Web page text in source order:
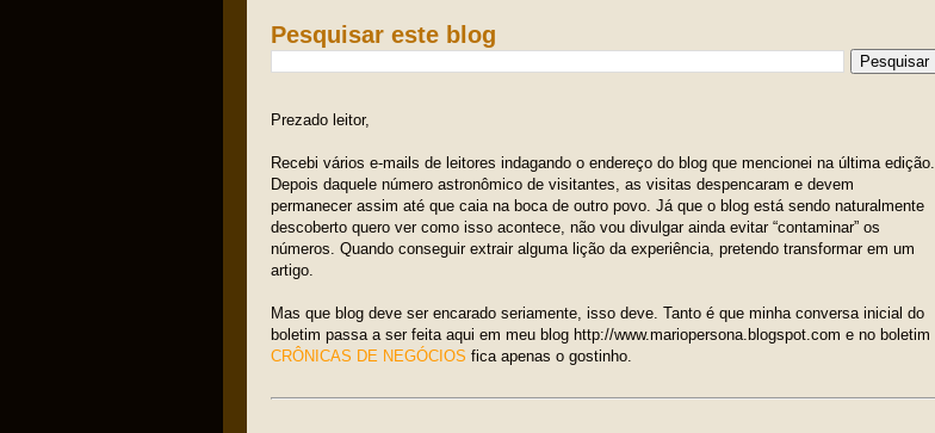
Pesquisar este blog
Prezado leitor,
Recebi vários e-mails de leitores indagando o endereço do blog que mencionei na última edição.
Depois daquele número astronômico de visitantes, as visitas despencaram e devem
permanecer assim até que caia na boca de outro povo. Já que o blog está sendo naturalmente
descoberto quero ver como isso acontece, não vou divulgar ainda evitar “contaminar” os
números. Quando conseguir extrair alguma lição da experiência, pretendo transformar em um
artigo.
Mas que blog deve ser encarado seriamente, isso deve. Tanto é que minha conversa inicial do
boletim passa a ser feita aqui em meu blog http://www.mariopersona.blogspot.com e no boletim
CRÔNICAS DE NEGÓCIOS fica apenas o gostinho.